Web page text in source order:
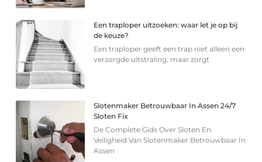
Een traploper uitzoeken: waar let je op bij
de keuze?
Een traploper geeft een trap niet alleen een
verzorgde uitstraling, maar zorgt
Slotenmaker Betrouwbaar In Assen 24/7
Sloten Fix
De Complete Gids Over Sloten En
Veiligheid Van Slotenmaker Betrouwbaar In
Assen